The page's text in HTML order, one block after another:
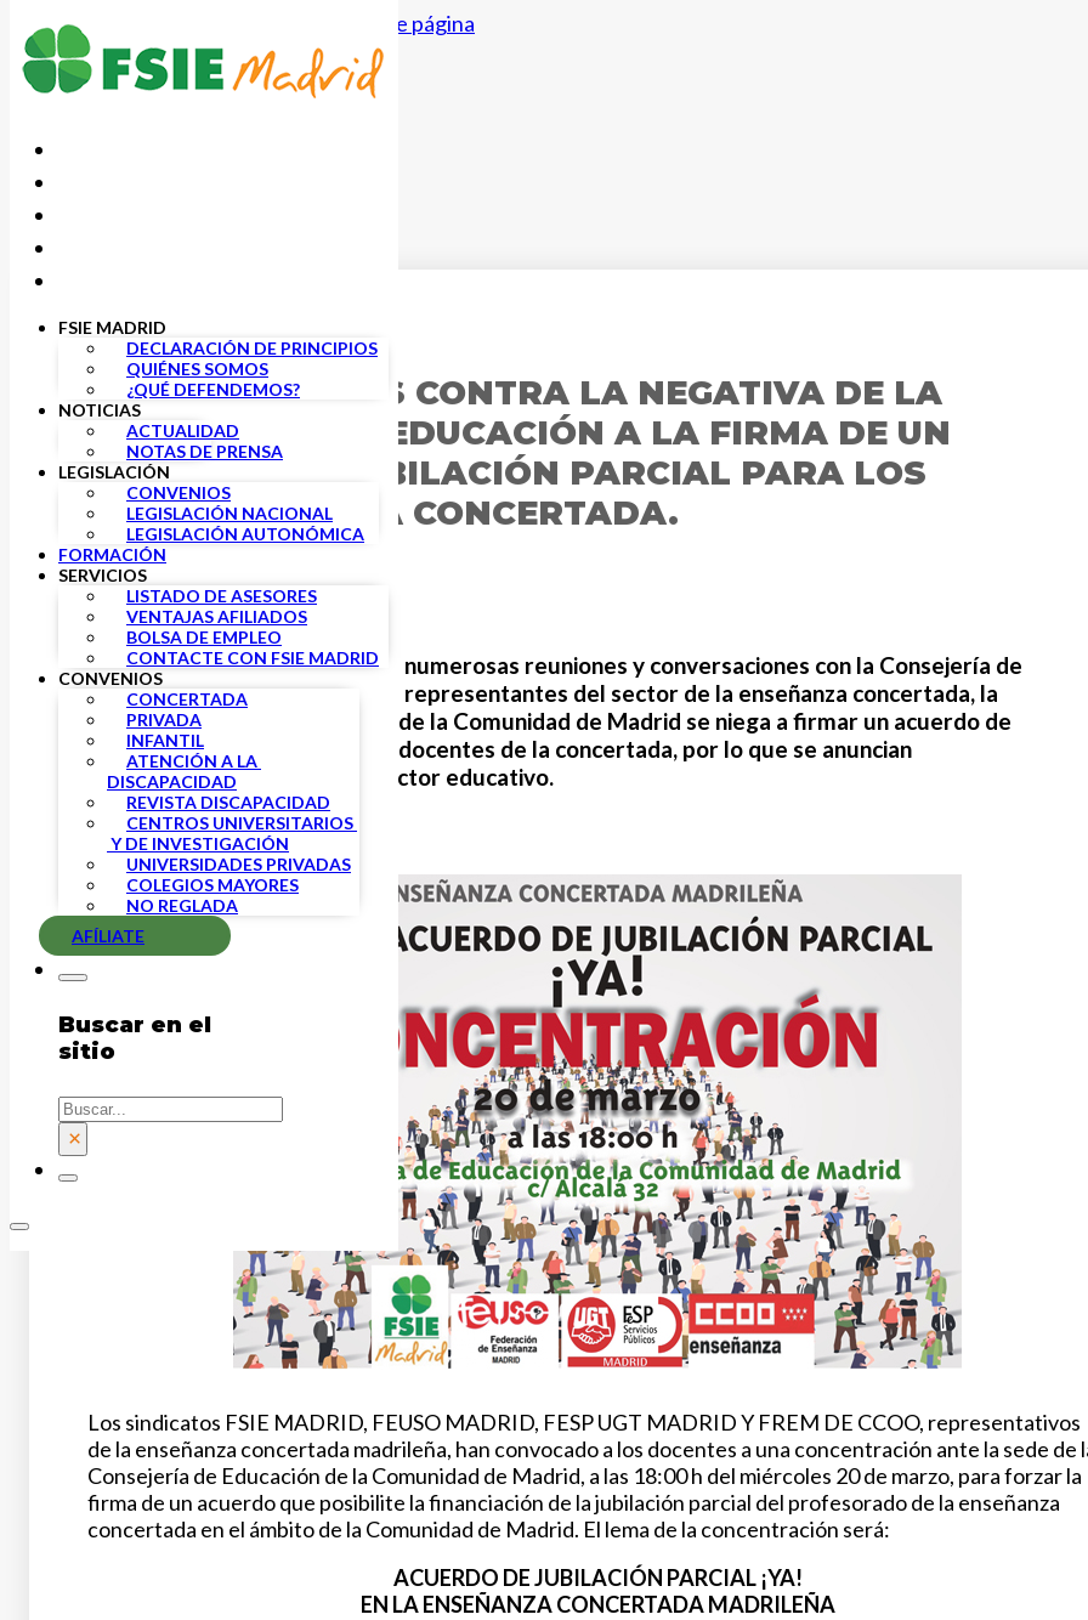
Saltar al contenido principal Saltar al pie de página
FSIE MADRID
DECLARACIÓN DE PRINCIPIOS
QUIÉNES SOMOS
¿QUÉ DEFENDEMOS?
NOTICIAS
ACTUALIDAD
NOTAS DE PRENSA
LEGISLACIÓN
CONVENIOS
LEGISLACIÓN NACIONAL
LEGISLACIÓN AUTONÓMICA
FORMACIÓN
SERVICIOS
LISTADO DE ASESORES
VENTAJAS AFILIADOS
BOLSA DE EMPLEO
CONTACTE CON FSIE MADRID
CONVENIOS
CONCERTADA
PRIVADA
INFANTIL
ATENCIÓN A LA
DISCAPACIDAD
REVISTA DISCAPACIDAD
CENTROS UNIVERSITARIOS
Y DE INVESTIGACIÓN
UNIVERSIDADES PRIVADAS
COLEGIOS MAYORES
NO REGLADA
AFÍLIATE
Buscar en el
sitio
Buscar
×
7 MARZO, 2019
MOVILIZACIONES CONTRA LA NEGATIVA DE LA
CONSEJERÍA DE EDUCACIÓN A LA FIRMA DE UN
ACUERDO DE JUBILACIÓN PARCIAL PARA LOS
DOCENTES DE LA CONCERTADA.
Tras el mantenimiento de numerosas reuniones y conversaciones con la Consejería de
Educación y los sindicatos representantes del sector de la enseñanza concertada, la
administración educativa de la Comunidad de Madrid se niega a firmar un acuerdo de
jubilación parcial para los docentes de la concertada, por lo que se anuncian
movilizaciones en este sector educativo.
Los sindicatos FSIE MADRID, FEUSO MADRID, FESP UGT MADRID Y FREM DE CCOO, representativos
de la enseñanza concertada madrileña, han convocado a los docentes a una concentración ante la sede de
Consejería de Educación de la Comunidad de Madrid, a las 18:00 h del miércoles 20 de marzo, para forzar la
firma de un acuerdo que posibilite la financiación de la jubilación parcial del profesorado de la enseñanza
concertada en el ámbito de la Comunidad de Madrid. El lema de la concentración será:
ACUERDO DE JUBILACIÓN PARCIAL ¡YA!
EN LA ENSEÑANZA CONCERTADA MADRILEÑA